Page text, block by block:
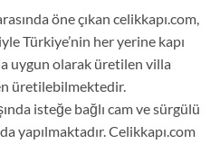
öne çıkan celikkapı.com,
Türkiye’nin her yerine kapı
uygun olarak üretilen villa
üretilebilmektedir.
isteğe bağlı cam ve sürgülü
yapılmaktadır. Celikkapı.com